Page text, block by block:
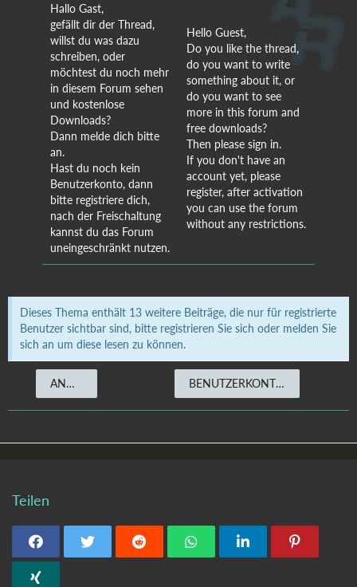
Hallo Gast,
gefällt dir der Thread,
willst du was dazu
schreiben, oder
möchtest du noch mehr
in diesem Forum sehen
und kostenlose
Downloads?
Dann melde dich bitte
an.
Hast du noch kein
Benutzerkonto, dann
bitte registriere dich,
nach der Freischaltung
kannst du das Forum
uneingeschränkt nutzen.
Hello Guest,
Do you like the thread,
do you want to write
something about it, or
do you want to see
more in this forum and
free downloads?
Then please sign in.
If you don't have an
account yet, please
register, after activation
you can use the forum
without any restrictions.
Dieses Thema enthält 13 weitere Beiträge, die nur für registrierte
Benutzer sichtbar sind, bitte registrieren Sie sich oder melden Sie
sich an um diese lesen zu können.
ANMELDEN BENUTZERKONTO ERSTELLEN
Teilen